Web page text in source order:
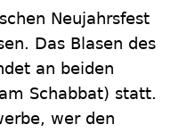
Neujahrsfest
Das Blasen des
an beiden
Schabbat) statt.
wer den